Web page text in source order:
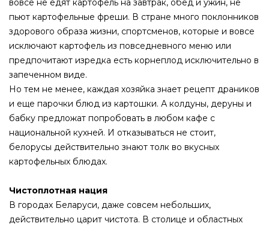
вовсе не едят картофель на завтрак, обед и ужин, не
пьют картофельные фреши. В стране много поклонников
здорового образа жизни, спортсменов, которые и вовсе
исключают картофель из повседневного меню или
предпочитают изредка есть корнеплод исключительно в
запеченном виде.
Но тем не менее, каждая хозяйка знает рецепт драников
и еще парочки блюд из картошки. А колдуны, деруны и
бабку предложат попробовать в любом кафе с
национальной кухней. И отказываться не стоит,
белорусы действительно знают толк во вкусных
картофельных блюдах.
Чистоплотная нация
В городах Беларуси, даже совсем небольших,
действительно царит чистота. В столице и областных